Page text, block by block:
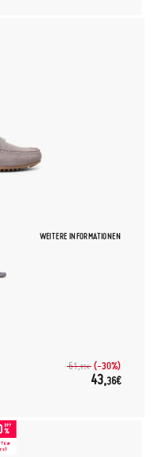
WEITERE INFORMATIONEN
61,95€ (-30%)
43,36€